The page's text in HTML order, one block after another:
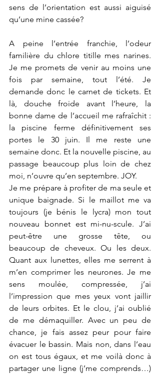
sens de l’orientation est aussi aiguisé
qu’une mine cassée?
A peine l’entrée franchie, l’odeur
familière du chlore titille mes narines.
Je me promets de venir au moins une
fois par semaine, tout l’été. Je
demande donc le carnet de tickets. Et
là, douche froide avant l’heure, la
bonne dame de l’accueil me rafraîchit :
la piscine ferme définitivement ses
portes le 30 juin. Il me reste une
semaine donc. Et la nouvelle piscine, au
passage beaucoup plus loin de chez
moi, n’ouvre qu’en septembre. JOY.
Je me prépare à profiter de ma seule et
unique baignade. Si le maillot me va
toujours (je bénis le lycra) mon tout
nouveau bonnet est mi-nu-scule. J’ai
peut-être une grosse tête, ou
beaucoup de cheveux. Ou les deux.
Quant aux lunettes, elles me serrent à
m’en comprimer les neurones. Je me
sens moulée, compressée, j’ai
l’impression que mes yeux vont jaillir
de leurs orbites. Et le clou, j’ai oublié
de me démaquiller. Avec un peu de
chance, je fais assez peur pour faire
évacuer le bassin. Mais non, dans l’eau
on est tous égaux, et me voilà donc à
partager une ligne (j’me comprends…)